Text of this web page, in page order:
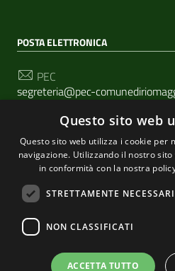
POSTA ELETTRONICA
PEC
segreteria@pec-
Email
urp@comune.riomaggiore.sp.it
SEGUICI SU
Sezione Link Utili
| Cookie policy |
Questo sito web
Questo sito web utilizza i cookie per
navigazione. Utilizzando il nostro
in conformità con la nostra
STRETTAMENTE NECESSARI
NON CLASSIFICATI
ACCETTA TUTTO